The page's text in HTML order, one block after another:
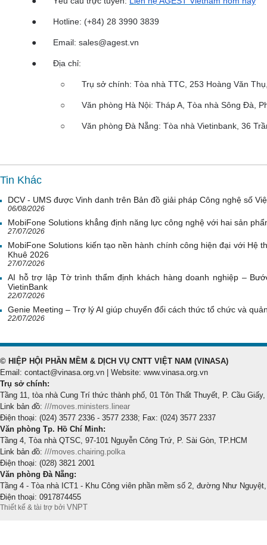
● Hotline: (+84) 28 3990 3839
● Email: sales@agest.vn
● Địa chỉ:
○ Trụ sở chính: Tòa nhà TTC, 253 Hoàng Văn
○ Văn phòng Hà Nội: Tháp A, Tòa nhà Sông Đà,
○ Văn phòng Đà Nẵng: Tòa nhà Vietinbank, 36
Tin Khác
DCV - UMS được Vinh danh trên Bản đồ giải pháp Công nghệ số
06/08/2026
MobiFone Solutions khẳng định năng lực công nghệ với hai sản
27/07/2026
MobiFone Solutions kiến tạo nền hành chính công hiện đại với Hệ
Khuê 2026
27/07/2026
AI hỗ trợ lập Tờ trình thẩm định khách hàng doanh nghiệp –
VietinBank
22/07/2026
Genie Meeting – Trợ lý AI giúp chuyển đổi cách thức tổ chức và
22/07/2026
© HIỆP HỘI PHẦN MỀM & DỊCH VỤ CNTT VIỆT NAM (VINASA)
Email: contact@vinasa.org.vn | Website: www.vinasa.org.vn
Trụ sở chính:
Tầng 11, tòa nhà Cung Trí thức thành phố, 01 Tôn Thất Thuyết, P. Cầu Giấy,
Link bản đồ: ///moves.ministers.linear
Điện thoại: (024) 3577 2336 - 3577 2338; Fax: (024) 3577 2337
Văn phòng Tp. Hồ Chí Minh:
Tầng 4, Tòa nhà QTSC, 97-101 Nguyễn Công Trứ, P. Sài Gòn, TP.HCM
Link bản đồ: ///moves.chairing.polka
Điện thoại: (028) 3821 2001
Văn phòng Đà Nẵng:
Tầng 4 - Tòa nhà ICT1 - Khu Công viên phần mềm số 2, đường Như
Điện thoại: 0917874455
Thiết kế & tài trợ bởi VNPT